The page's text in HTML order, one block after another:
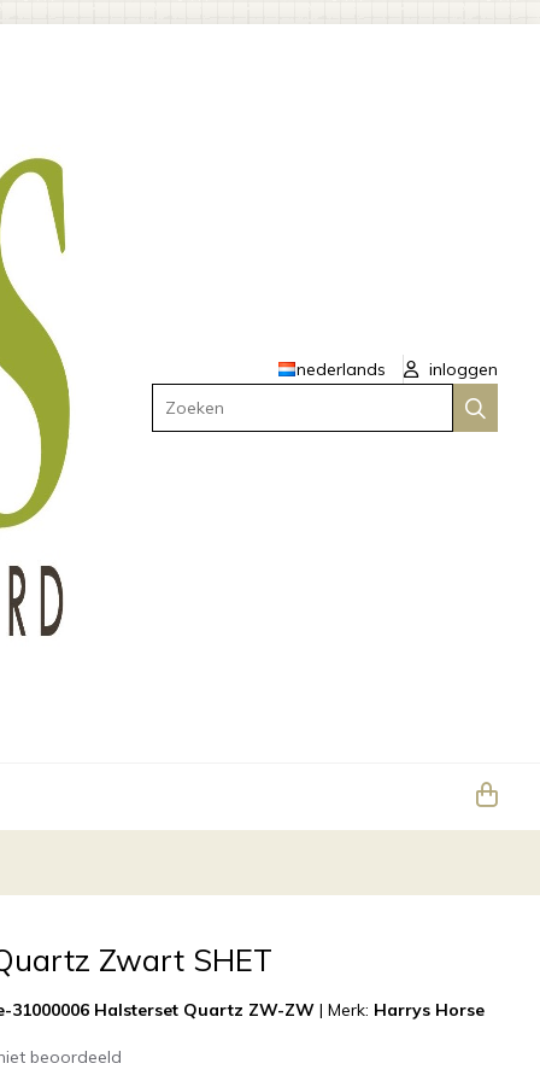
nederlands
inloggen
Zoeken
Zwart SHET
31000006 Halsterset Quartz ZW-ZW |Merk: Harrys Horse
beoordeeld